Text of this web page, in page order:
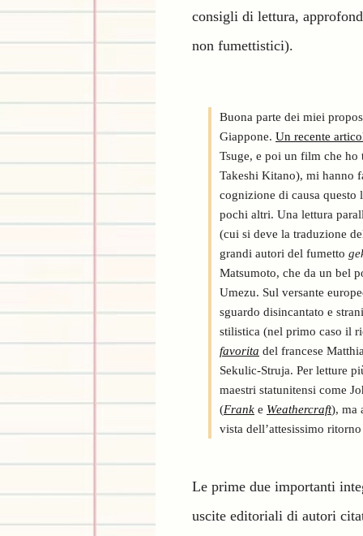
consigli di lettura,
non fumettistici).
Buona parte dei miei
Giappone. Un recente
Tsuge, e poi un film che
Takeshi Kitano), mi hanno
cognizione di causa questo
pochi altri. Una lettura
(cui si deve la traduzione
grandi autori del fumetto
Matsumoto, che da un bel
Umezu. Sul versante
sguardo disincantato e
stilistica (nel primo caso il
favorita del francese
Sekulic-Struja. Per letture
maestri statunitensi come
(Frank e Weathercraft), ma
vista dell’attesissimo
Le prime due importanti
uscite editoriali di autori